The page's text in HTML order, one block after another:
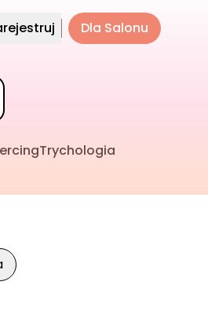
Dla Salonu
Trychologia
mapy